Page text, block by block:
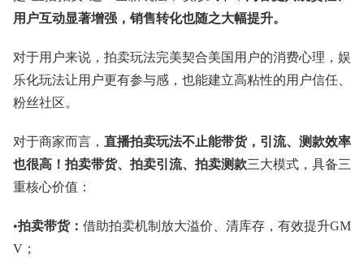
用户互动显著增强，销售转化也随之大幅提升。
对于用户来说，拍卖玩法完美契合美国用户的消费心理，娱
乐化玩法让用户更有参与感，也能建立高粘性的用户信任、
粉丝社区。
对于商家而言， 直播拍卖玩法不止能带货，引流、测款效率
也很高！拍卖带货、拍卖引流、拍卖测款三大模式，具备三
重核心价值：
•拍卖带货： 借助拍卖机制放大溢价、清库存，有效提升GM
V；